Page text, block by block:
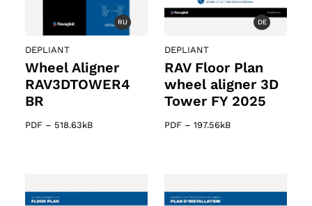
RU
DEPLIANT
Wheel Aligner
RAV3DTOWER4
BR
PDF – 518.63kB
DE
DEPLIANT
RAV Floor Plan
wheel aligner 3D
Tower FY 2025
PDF – 197.56kB